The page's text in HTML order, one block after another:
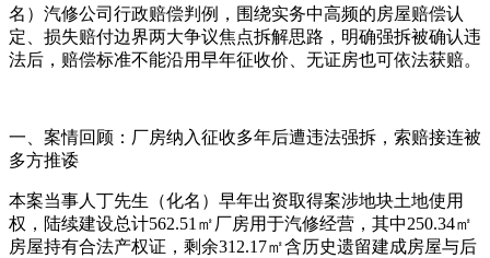
名）汽修公司行政赔偿判例，围绕实务中高频的房屋赔偿认
定、损失赔付边界两大争议焦点拆解思路，明确强拆被确认违
法后，赔偿标准不能沿用早年征收价、无证房也可依法获赔。
一、案情回顾：厂房纳入征收多年后遭违法强拆，索赔接连被
多方推诿
本案当事人丁先生（化名）早年出资取得案涉地块土地使用
权，陆续建设总计562.51㎡厂房用于汽修经营，其中250.34㎡
房屋持有合法产权证，剩余312.17㎡含历史遗留建成房屋与后